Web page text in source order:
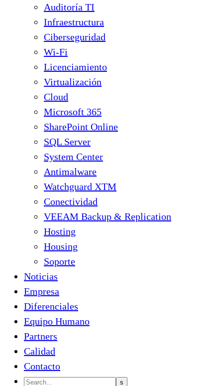
Auditoría TI
Infraestructura
Ciberseguridad
Wi-Fi
Licenciamiento
Virtualización
Cloud
Microsoft 365
SharePoint Online
SQL Server
System Center
Antimalware
Watchguard XTM
Conectividad
VEEAM Backup & Replication
Hosting
Housing
Soporte
Noticias
Empresa
Diferenciales
Equipo Humano
Partners
Calidad
Contacto